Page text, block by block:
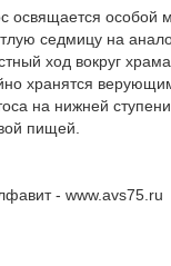
особой
седмицу на
ход вокруг
хранятся
на нижней
пищей.
- www.avs75.ru